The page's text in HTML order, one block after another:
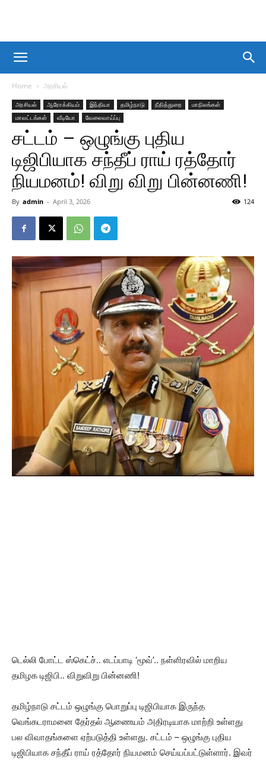
Home அரசியல்
அரசியல் ஆரோக்கியம் இந்தியா தமிழ்நாடு நீதித்துறை
மாநிலங்கள்
மாவட்டங்கள்
வீடியோ வேலைவாய்ப்பு
சட்டம் – ஒழுங்கு புதிய
டிஜிபியாக சந்தீப் ராய் ரத்தோர்
நியமனம்! விறு விறு பின்னணி!
By admin - April 3, 2026 124
டெல்லி போட்ட ஸ்கெட்ச்.. எடப்பாடி ‘மூவ்’.. நள்ளிரவில் மாறிய
தமிழக டிஜிபி.. விறுவிறு பின்னணி!
தமிழ்நாடு சட்டம் ஒழுங்கு பொறுப்பு டிஜிபியாக இருந்த
வெங்கடராமனை தேர்தல் ஆணையம் அதிரடியாக மாற்றி உள்ளது
பல விவாதங்களை ஏற்படுத்தி உள்ளது. சட்டம் – ஒழுங்கு புதிய
டிஜிபியாக சந்தீப் ராய் ரத்தோர் நியமனம் செய்யப்பட்டுள்ளார். இவர்